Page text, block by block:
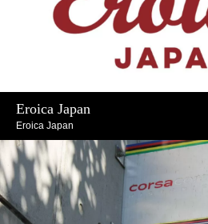
Eroica Japan
Eroica Japan